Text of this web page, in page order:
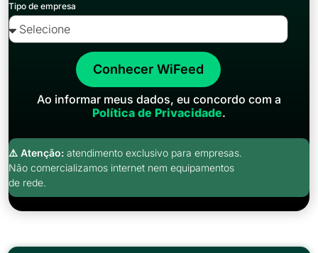
Tipo de empresa
Conhecer WiFeed
Ao informar meus dados, eu concordo com a
Política de Privacidade.
⚠️ Atenção: atendimento exclusivo para empresas.
Não comercializamos internet nem equipamentos
de rede.